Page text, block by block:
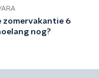
zomervakantie 6
nog?